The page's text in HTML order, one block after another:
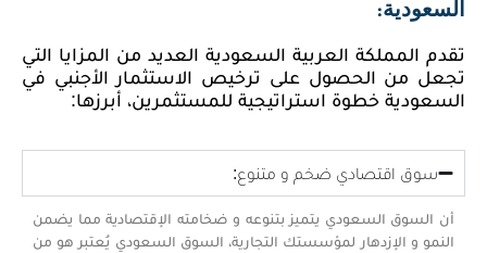
السعودية:
تقدم المملكة العربية السعودية العديد من المزايا التي
تجعل من الحصول على ترخيص الاستثمار الأجنبي في
السعودية خطوة استراتيجية للمستثمرين، أبرزها:
سوق اقتصادي ضخم و متنوع:
أن السوق السعودي يتميز بتنوعه و ضخامته الإقتصادية مما يضمن
النمو و الإزدهار لمؤسستك التجارية، السوق السعودي يُعتبر هو من